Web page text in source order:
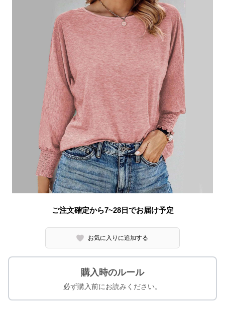
ご注文確定から7~28日でお届け予定
お気に入りに追加する
購入時のルール
必ず購入前にお読みください。